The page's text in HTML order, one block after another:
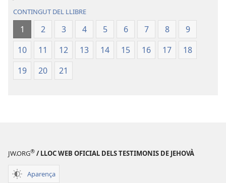
CONTINGUT DEL LLIBRE
1 2 3 4 5 6 7 8
9
10
11 12 13 14 15 16 17
18
19
20 21
JW.ORG® / LLOC WEB OFICIAL DELS TESTIMONIS DE JEHOVÀ
Aparença